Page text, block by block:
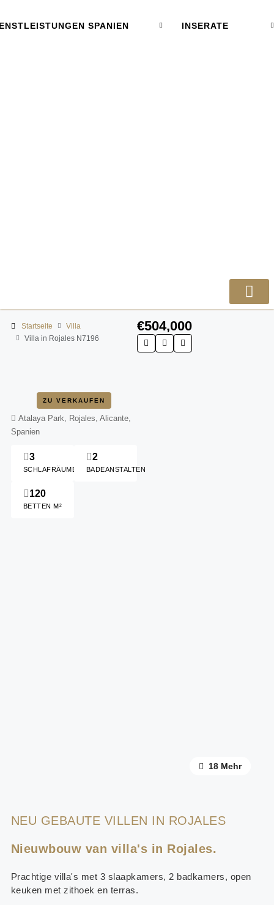
SPANIEN INSERATE
Startseite
Villa
Villa in Rojales N7196
ZU VERKAUFEN
Atalaya Park, Rojales, Alicante,
Spanien
SCHLAFRÄUME
3
BADEANSTALTEN
2
BETTEN M²
120
€504,000
14 Mehr
18 Mehr
NEU GEBAUTE VILLEN IN ROJALES
Nieuwbouw van villa's in Rojales.
Prachtige villa's met 3 slaapkamers, 2 badkamers, open
keuken met zithoek en terras.